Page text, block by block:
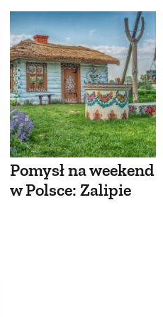
Pomysł na weekend
w Polsce: Zalipie